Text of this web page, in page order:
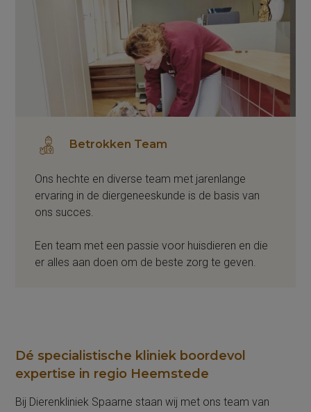
Betrokken Team
Ons hechte en diverse team met jarenlange
ervaring in de diergeneeskunde is de basis van
ons succes.
Een team met een passie voor huisdieren en die
er alles aan doen om de beste zorg te geven.
Dé specialistische kliniek boordevol
expertise in regio Heemstede
Bij Dierenkliniek Spaarne staan wij met ons team van